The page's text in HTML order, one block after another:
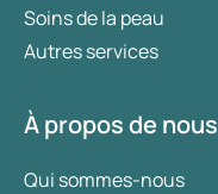
Soins de la peau
Autres services
À propos de nous
Qui sommes-nous